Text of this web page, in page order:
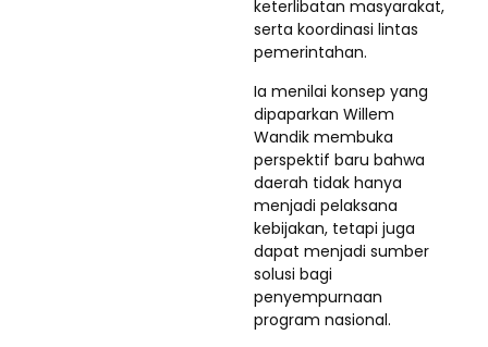
keterlibatan masyarakat,
serta koordinasi lintas
pemerintahan.
Ia menilai konsep yang
dipaparkan Willem
Wandik membuka
perspektif baru bahwa
daerah tidak hanya
menjadi pelaksana
kebijakan, tetapi juga
dapat menjadi sumber
solusi bagi
penyempurnaan
program nasional.